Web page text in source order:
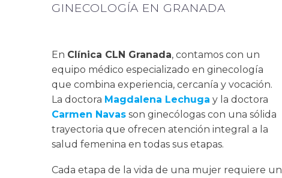
GINECOLOGÍA EN GRANADA
En Clínica CLN Granada, contamos con un
equipo médico especializado en ginecología
que combina experiencia, cercanía y vocación.
La doctora Magdalena Lechuga y la doctora
Carmen Navas son ginecólogas con una sólida
trayectoria que ofrecen atención integral a la
salud femenina en todas sus etapas.
Cada etapa de la vida de una mujer requiere un